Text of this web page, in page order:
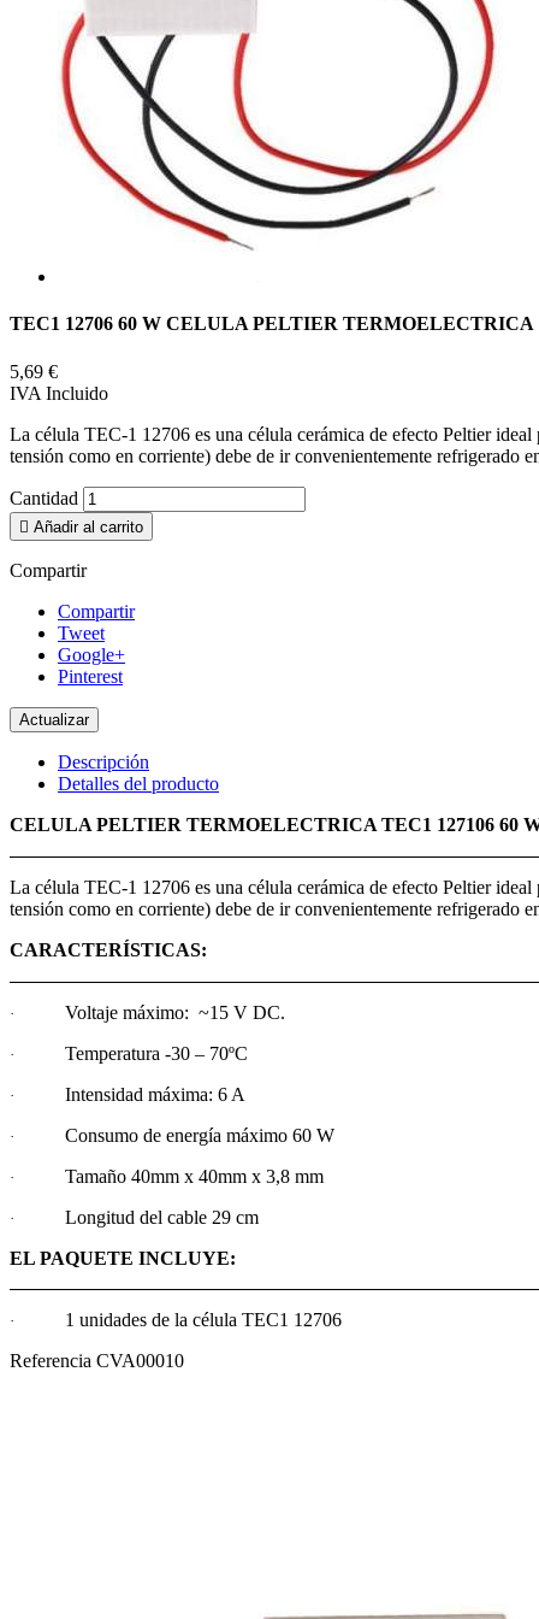
TEC1 12706 60 W CELULA PELTIER TERMOELECTRICA
5,69 €
IVA Incluido
La célula TEC-1 12706 es una célula cerámica de efecto Peltier
tensión como en corriente) debe de ir convenientemente refrigerado
Cantidad
 Añadir al carrito
Compartir
Compartir
Tweet
Google+
Pinterest
Descripción
Detalles del producto
CELULA PELTIER TERMOELECTRICA TEC1 127106 60
La célula TEC-1 12706 es una célula cerámica de efecto Peltier
tensión como en corriente) debe de ir convenientemente refrigerado
CARACTERÍSTICAS:
· Voltaje máximo: ~15 V DC.
· Temperatura -30 – 70ºC
· Intensidad máxima: 6 A
· Consumo de energía máximo 60 W
· Tamaño 40mm x 40mm x 3,8 mm
·
Longitud del cable 29 cm
EL PAQUETE INCLUYE:
·
1 unidades de la célula TEC1 12706
Referencia CVA00010